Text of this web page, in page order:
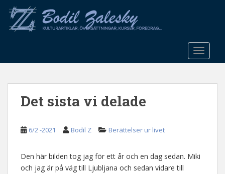
o
Det sista vi delade
6/2 -2021 Bodil Z Berättelser ur livet
Den här bilden tog jag för ett år och en dag sedan. Miki
och jag är på väg till Ljubljana och sedan vidare till